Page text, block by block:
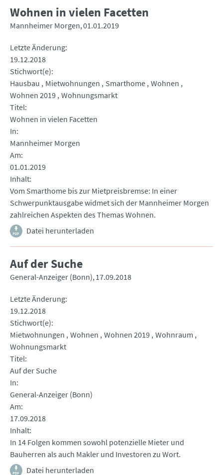
Wohnen in vielen Facetten
Mannheimer Morgen 01.01.2019
Letzte Änderung
19.12.2018
Stichwort(e)
Hausbau
Mietwohnungen Smarthome Wohnen
Wohnen 2019 Wohnungsmarkt
Titel
Wohnen in vielen Facetten
In
Mannheimer Morgen
Am
01.01.2019
Inhalt
Vom Smarthome bis zur Mietpreisbremse: In einer
Schwerpunktausgabe widmet sich der Mannheimer Morgen
zahlreichen Aspekten des Themas Wohnen.
Datei herunterladen
Auf der Suche
General-Anzeiger (Bonn) 17.09.2018
Letzte Änderung
19.12.2018
Stichwort(e)
Mietwohnungen Wohnen Wohnen 2019 Wohnraum
Wohnungsmarkt
Titel
Auf der Suche
In
General-Anzeiger (Bonn)
Am
17.09.2018
Inhalt
In 14 Folgen kommen sowohl potenzielle Mieter und
Bauherren als auch Makler und Investoren zu Wort.
Datei herunterladen